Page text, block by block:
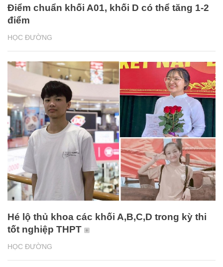
HỌC ĐƯỜNG
Điểm chuẩn khối A01, khối D có thể tăng 1-2
điểm
HỌC ĐƯỜNG
Hé lộ thủ khoa các khối A,B,C,D trong kỳ thi
tốt nghiệp THPT